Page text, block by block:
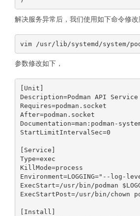
解决服务异常后，我们使用如下命令修改
参数修改如下，
[Unit]
Description=Podman API Service
Requires=podman.socket
After=podman.socket
Documentation=man:podman-
StartLimitIntervalSec=0
[Service]
Type=exec
KillMode=process
Environment=LOGGING="--log-
ExecStart=/usr/bin/podman
ExecStartPost=/usr/bin/chown
[Install]